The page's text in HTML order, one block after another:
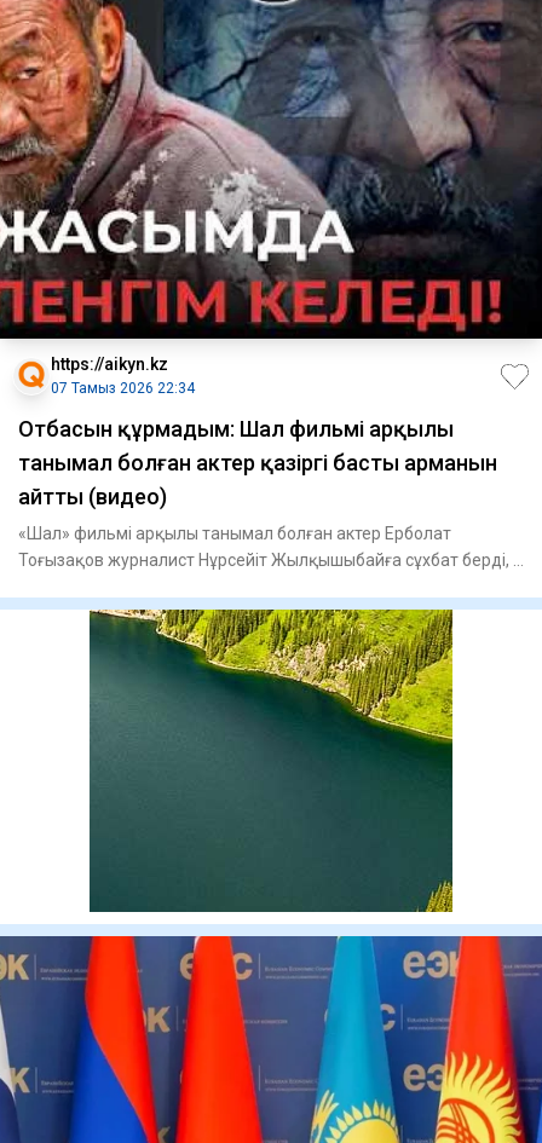
https://aikyn.kz
07 Тамыз 2026 22:34
Отбасын құрмадым: Шал фильмі арқылы
танымал болған актер қазіргі басты арманын
айтты (видео)
«Шал» фильмі арқылы танымал болған актер Ерболат
Тоғызақов журналист Нұрсейіт Жылқышыбайға сұхбат берді, –